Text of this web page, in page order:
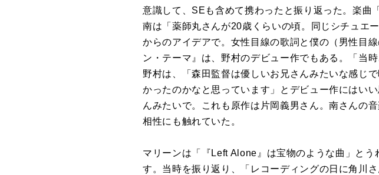
意識して、SEも含めて携わったと振り返った。楽曲
南は「薬師丸さんが20歳くらいの頃。同じシチュエ
からのアイデアで。女性目線の歌詞と僕の（男性目
ン・テーマ』は、野村のデビュー作でもある。「当
野村は、「森田監督は優しいお兄さんみたいな感じ
かったのかなと思っています」とデビュー作にはい
んみたいで。これも原作は片岡義男さん。南さんの
相性にも触れていた。
マリーンは「『Left Alone』は宝物のような曲」と
す。当時を振り返り、「レコーディングの日に角川